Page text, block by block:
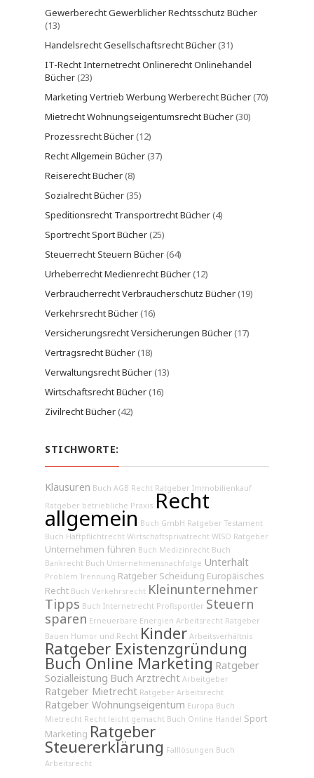
Gewerberecht Gewerblicher Rechtsschutz Bücher
(13)
Handelsrecht Gesellschaftsrecht Bücher(31)
IT-Recht Internetrecht Onlinerecht Onlinehandel
Bücher(23)
Marketing Vertrieb Werbung Werberecht Bücher(70)
Mietrecht Wohnungseigentumsrecht Bücher(30)
Prozessrecht Bücher(12)
Recht Allgemein Bücher(37)
Reiserecht Bücher(8)
Sozialrecht Bücher(35)
Speditionsrecht Transportrecht Bücher(4)
Sportrecht Sport Bücher(25)
Steuerrecht Steuern Bücher(64)
Urheberrecht Medienrecht Bücher(12)
Verbraucherrecht Verbraucherschutz Bücher(19)
Verkehrsrecht Bücher(16)
Versicherungsrecht Versicherungen Bücher(17)
Vertragsrecht Bücher(18)
Verwaltungsrecht Bücher(13)
Wirtschaftsrecht Bücher(16)
Zivilrecht Bücher(42)
STICHWORTE:
Klausuren Buch AGB Recht Ratgeber Immobilienkauf
Ratgeber betriebliche Praxis Recht
allgemein Buch GmbH Ratgeber Testament
Buch Haftpflichtrecht Wirtschaftsprivatrecht WISO Ratgeber
Unternehmen führen Buch Medizinrecht Buch
Bankrecht Buch Unternehmensnachfolge Unterhalt
Problem Trennung Ratgeber Scheidung Europäisches
Recht Buch Verkehrsrecht Kleinunternehmer
Tipps Buch Internetrecht Profisportler Steuern
sparen Erneuerbare Energien Arbeitsrecht Ratgeber
Bauen Humor und Recht Kinder Arbeitsverhältnis
Ratgeber Existenzgründung
Buch Online Marketing Ratgeber
Sozialleistung Buch Arztrecht Arbeitgeber
Ratgeber Mietrecht Ratgeber Arbeitsrecht
Ratgeber Wohnungseigentum Europa Buch
Mietrecht Recht leicht gemacht Buch Online Handel Sport
Marketing Ratgeber
Steuererklärung Falllösungen Buch
Arbeitsrecht